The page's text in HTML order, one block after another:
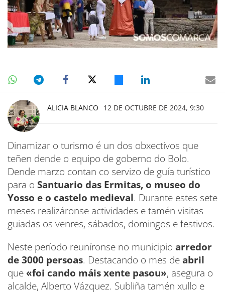
ALICIA BLANCO 12 DE OCTUBRE DE 2024, 9:30
Dinamizar o turismo é un dos obxectivos que
teñen dende o equipo de goberno do Bolo.
Dende marzo contan co servizo de guía turístico
para o Santuario das Ermitas, o museo do
Yosso e o castelo medieval. Durante estes sete
meses realizáronse actividades e tamén visitas
guiadas os venres, sábados, domingos e festivos.
Neste período reuníronse no municipio arredor
de 3000 persoas. Destacando o mes deabril
que«foi cando máis xente pasou», asegura o
alcalde, Alberto Vázquez. Subliña tamén xullo e